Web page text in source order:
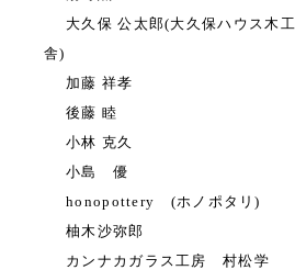
大久保 公太郎(大久保ハウス木工
舎)
加藤 祥孝
後藤 睦
小林 克久
小島 優
honopottery (ホノポタリ)
柚木沙弥郎
カンナカガラス工房 村松学